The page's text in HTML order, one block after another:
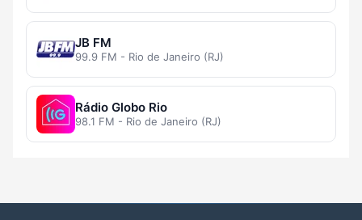
JB FM
99.9 FM - Rio de Janeiro (RJ)
Rádio Globo Rio
98.1 FM - Rio de Janeiro (RJ)